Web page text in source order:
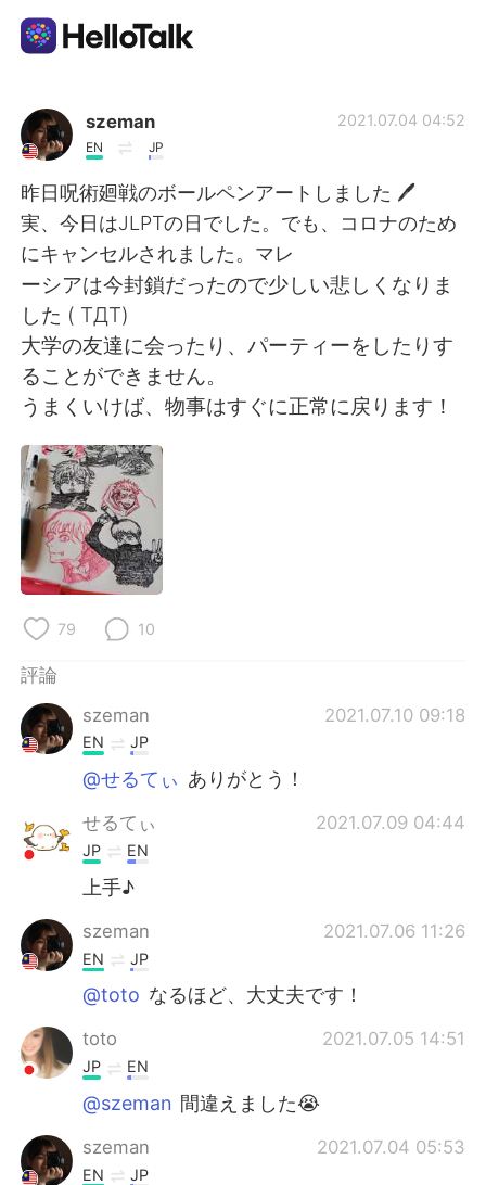
語言交換應用
AI Grammar Checker
繁體中文
English
Español العربية
日本語
Русский
Indonesia
Português
szeman
EN JP
2021.07.04 04:52
昨日呪術廻戦のボールペンアートしました 🖊
実、今日はJLPTの日でした。でも、コロナのため
にキャンセルされました。マレ
ーシアは今封鎖だったので少しい悲しくなりま
した ( TДT)
大学の友達に会ったり、パーティーをしたりす
ることができません。
うまくいけば、物事はすぐに正常に戻ります！
79 10
評論
szeman
2021.07.10 09:18
EN JP
@せるてぃ ありがとう！
せるてぃ 2021.07.09 04:44
JP EN
上手♪
szeman 2021.07.06 11:26
EN JP
@toto なるほど、大丈夫です！
toto 2021.07.05 14:51
JP EN
@szeman 間違えました😭
szeman 2021.07.04 05:53
EN JP